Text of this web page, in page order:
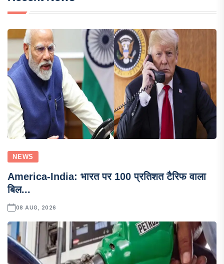
NEWS
America-India: भारत पर 100 प्रतिशत टैरिफ वाला
बिल...
08 AUG, 2026